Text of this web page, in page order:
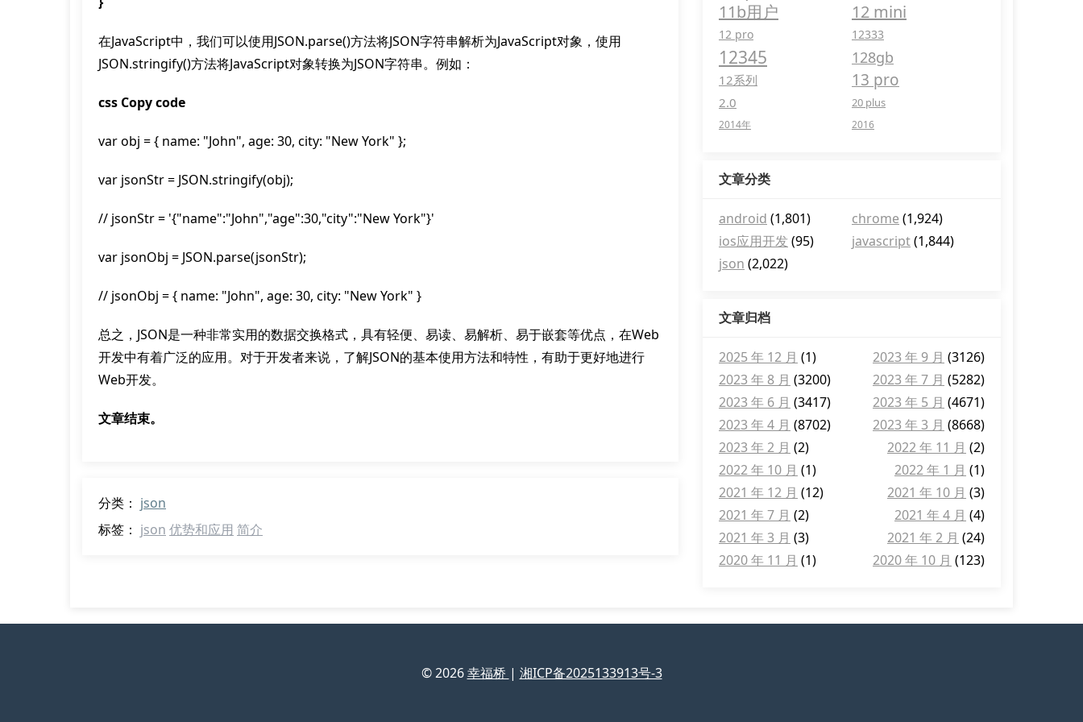
在JavaScript中，我们可以使用JSON.parse()方法将JSON字符串解析为JavaScript对象，使用
JSON.stringify()方法将JavaScript对象转换为JSON字符串。例如：
css Copy code
var obj = { name: "John", age: 30, city: "New York" };
var jsonStr = JSON.stringify(obj);
// jsonStr = '{"name":"John","age":30,"city":"New York"}'
var jsonObj = JSON.parse(jsonStr);
// jsonObj = { name: "John", age: 30, city: "New York" }
总之，JSON是一种非常实用的数据交换格式，具有轻便、易读、易解析、易于嵌套等优点，在Web
开发中有着广泛的应用。对于开发者来说，了解JSON的基本使用方法和特性，有助于更好地进行
Web开发。
文章结束。
分类： json
标签： json 优势和应用 简介
11b用户 12 mini
12 pro 12333
12345 128gb
12系列 13 pro
2.0 20 plus
2014年 2016
文章分类
android (1,801) chrome (1,924)
ios应用开发 (95) javascript(1,844)
json (2,022)
文章归档
2025 年 12 月 (1) 2023 年 9 月 (3126)
2023 年 8 月 (3200) 2023 年 7 月 (5282)
2023 年 6 月 (3417) 2023 年 5 月 (4671)
2023 年 4 月 (8702) 2023 年 3 月 (8668)
2023 年 2 月 (2) 2022 年 11 月 (2)
2022 年 10 月 (1) 2022 年 1 月 (1)
2021 年 12 月 (12) 2021 年 10 月 (3)
2021 年 7 月 (2) 2021 年 4 月 (4)
2021 年 3 月 (3) 2021 年 2 月 (24)
2020 年 11 月 (1) 2020 年 10 月 (123)
© 2026幸福桥 | 湘ICP备2025133913号-3